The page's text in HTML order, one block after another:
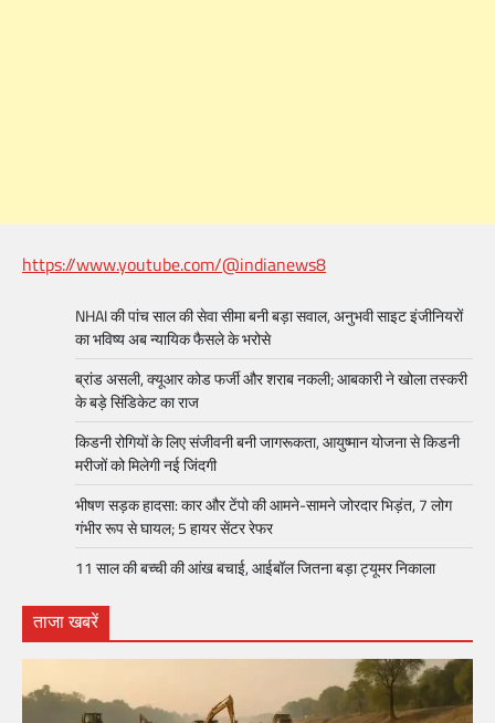
https://www.youtube.com/@indianews8
NHAI की पांच साल की सेवा सीमा बनी बड़ा सवाल, अनुभवी साइट इंजीनियरों
का भविष्य अब न्यायिक फैसले के भरोसे
ब्रांड असली, क्यूआर कोड फर्जी और शराब नकली; आबकारी ने खोला तस्करी
के बड़े सिंडिकेट का राज
किडनी रोगियों के लिए संजीवनी बनी जागरूकता, आयुष्मान योजना से किडनी
मरीजों को मिलेगी नई जिंदगी
भीषण सड़क हादसा: कार और टेंपो की आमने-सामने जोरदार भिड़ंत, 7 लोग
गंभीर रूप से घायल; 5 हायर सेंटर रेफर​
11 साल की बच्ची की आंख बचाई, आईबॉल जितना बड़ा ट्यूमर निकाला
ताजा खबरें